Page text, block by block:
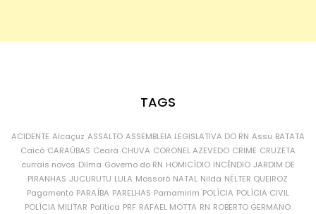
TAGS
ACIDENTE Alcaçuz ASSALTO ASSEMBLEIA LEGISLATIVA DO RN Assu BATATA
Caicó CARAÚBAS Ceará CHUVA CORONEL AZEVEDO CRIME CRUZETA
currais novos Dilma Governo do RN HOMICÍDIO INCÊNDIO JARDIM DE
PIRANHAS JUCURUTU LULA Mossoró NATAL Nilda NÉLTER QUEIROZ
Pagamento PARAÍBA PARELHAS Parnamirim POLÍCIA POLÍCIA CIVIL
POLÍCIA MILITAR Política PRF RAFAEL MOTTA RN ROBERTO GERMANO